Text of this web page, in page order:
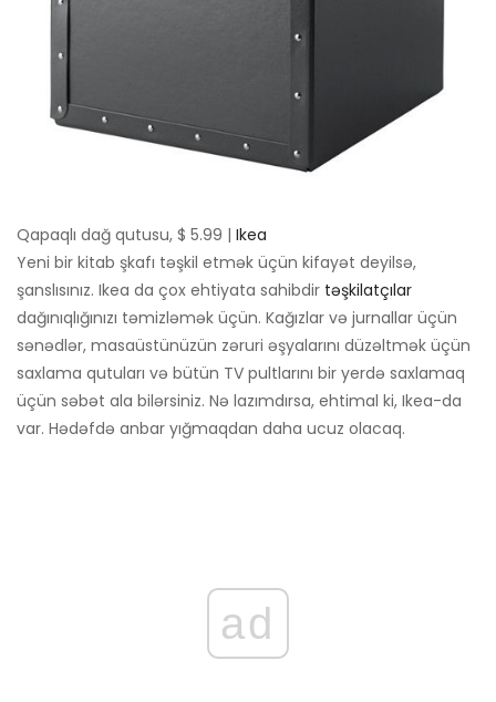
Qapaqlı dağ qutusu, $ 5.99 | Ikea
Yeni bir kitab şkafı təşkil etmək üçün kifayət deyilsə,
şanslısınız. Ikea da çox ehtiyata sahibdir təşkilatçılar
dağınıqlığınızı təmizləmək üçün. Kağızlar və jurnallar üçün
sənədlər, masaüstünüzün zəruri əşyalarını düzəltmək üçün
saxlama qutuları və bütün TV pultlarını bir yerdə saxlamaq
üçün səbət ala bilərsiniz. Nə lazımdırsa, ehtimal ki, Ikea-da
var. Hədəfdə anbar yığmaqdan daha ucuz olacaq.
ad